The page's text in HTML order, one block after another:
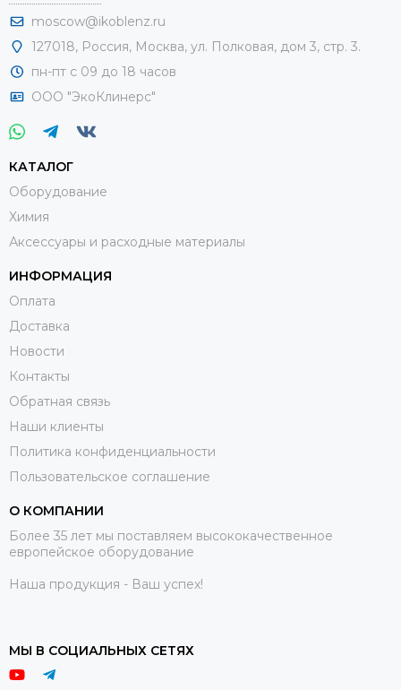
moscow@ikoblenz.ru
127018, Россия, Москва, ул. Полковая, дом 3, стр. 3.
пн-пт с 09 до 18 часов
ООО "ЭкоКлинерс"
КАТАЛОГ
Оборудование
Химия
Аксессуары и расходные материалы
ИНФОРМАЦИЯ
Оплата
Доставка
Новости
Контакты
Обратная связь
Наши клиенты
Политика конфиденциальности
Пользовательское соглашение
О КОМПАНИИ
Более 35 лет мы поставляем высококачественное
европейское оборудование
Наша продукция - Ваш успех!
МЫ В СОЦИАЛЬНЫХ СЕТЯХ